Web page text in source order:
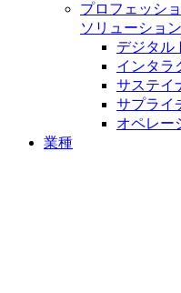
プロフェッシ
ソリューション
デジタル
インタラ
サステイ
サプライ
オペレー
業種